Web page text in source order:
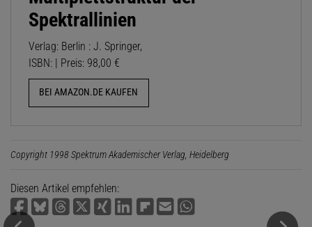
Spektrallinien
Verlag: Berlin : J. Springer,
ISBN: | Preis: 98,00 €
BEI AMAZON.DE KAUFEN
Copyright 1998 Spektrum Akademischer Verlag, Heidelberg
Diesen Artikel empfehlen: